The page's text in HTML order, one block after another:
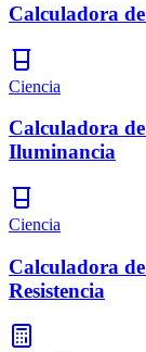
Calculadora
Ciencia
Calculadora
Iluminancia
Ciencia
Calculadora
Resistencia